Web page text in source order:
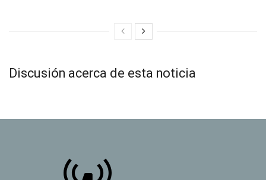
Discusión acerca de esta noticia